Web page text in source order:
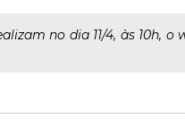
no dia 11/4, às 10h,